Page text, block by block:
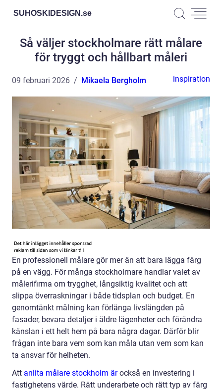
SUHOSKIDESIGN.se
Så väljer stockholmare rätt målare
för tryggt och hållbart måleri
09 februari 2026 Mikaela Bergholm inspiration
En professionell målare gör mer än att bara lägga färg
på en vägg. För många stockholmare handlar valet av
målerifirma om trygghet, långsiktig kvalitet och att
slippa överraskningar i både tidsplan och budget. En
genomtänkt målning kan förlänga livslängden på
fasader, bevara detaljer i äldre lägenheter och förändra
känslan i ett helt hem på bara några dagar. Därför blir
frågan inte bara vem som kan måla utan vem som kan
ta ansvar för helheten.
Att anlita målare stockholm ärockså en investering i
fastighetens värde. Rätt underarbete och rätt typ av färg